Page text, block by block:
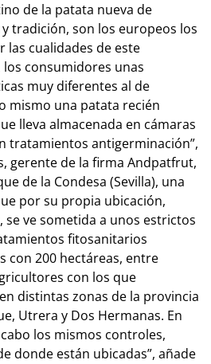
de la patata nueva de
tradición, son los europeos los
las cualidades de este
consumidores unas
muy diferentes al de
mismo una patata recién
lleva almacenada en cámaras
tratamientos antigerminación”,
gerente de la firma Andpatfrut,
de la Condesa (Sevilla), una
por su propia ubicación,
se ve sometida a unos estrictos
fitosanitarios
con 200 hectáreas, entre
con los que
distintas zonas de la provincia
Utrera y Dos Hermanas. En
los mismos controles,
donde están ubicadas”, añade